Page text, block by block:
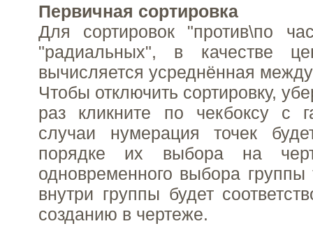
Первичная сортировка
Для сортировок "против\по
"радиальных", в качестве
вычисляется усреднённая
Чтобы отключить сортировку,
раз кликните по чекбоксу с
случаи нумерация точек
порядке их выбора на
одновременного выбора группы
внутри группы будет
созданию в чертеже.